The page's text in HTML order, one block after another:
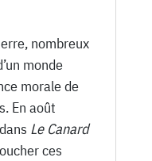
nombreux
monde
morale de
En août
Le Canard
ces